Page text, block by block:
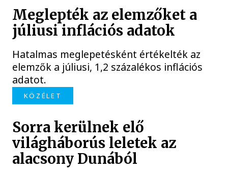
Meglepték az elemzőket a
júliusi inflációs adatok
Hatalmas meglepetésként értékelték az
elemzők a júliusi, 1,2 százalékos inflációs
adatot.
KÖZÉLET
Sorra kerülnek elő
világháborús leletek az
alacsony Dunából